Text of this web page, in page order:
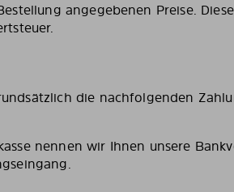
angegebenen Preise.
die nachfolgenden
nennen wir Ihnen unsere